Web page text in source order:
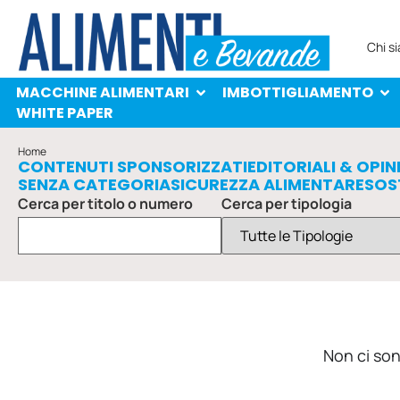
MACCHINE ALIMENTARI
PROTAGONISTI
WHITE PAPER
Chi
MACCHINE ALIMENTARI IMBOTTIGLIAMENTO
WHITE PAPER
Home
CONTENUTI SPONSORIZZATIEDITORIALI &
SENZA CATEGORIASICUREZZA ALIMENTARE
Cerca per titolo o numero Cerca per tipologia
Non ci